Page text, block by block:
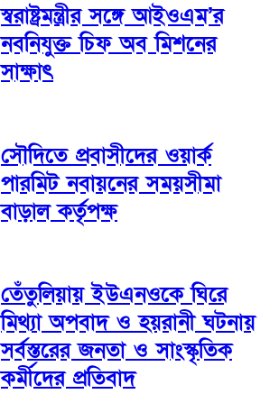
স্বরাষ্ট্রমন্ত্রীর সঙ্গে আইওএম’র
নবনিযুক্ত চিফ অব মিশনের
সাক্ষাৎ
সৌদিতে প্রবাসীদের ওয়ার্ক
পারমিট নবায়নের সময়সীমা
বাড়াল কর্তৃপক্ষ
তেঁতুলিয়ায় ইউএনওকে ঘিরে
মিথ্যা অপবাদ ও হয়রানী ঘটনায়
সর্বস্তরের জনতা ও সাংস্কৃতিক
কর্মীদের প্রতিবাদ